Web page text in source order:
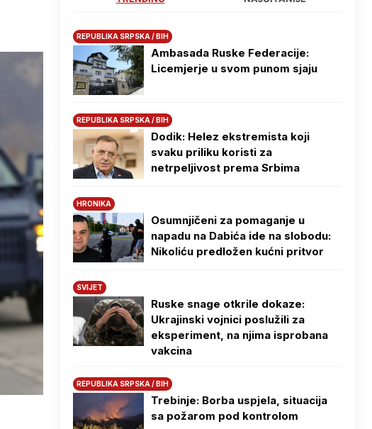
REPUBLIKA SRPSKA / BIH
Ambasada Ruske Federacije:
Licemjerje u svom punom sjaju
REPUBLIKA SRPSKA / BIH
Dodik: Helez ekstremista koji
svaku priliku koristi za
netrpeljivost prema Srbima
HRONIKA
Osumnjičeni za pomaganje u
napadu na Dabića ide na slobodu:
Nikoliću predložen kućni pritvor
SVIJET
Ruske snage otkrile dokaze:
Ukrajinski vojnici poslužili za
eksperiment, na njima isprobana
vakcina
REPUBLIKA SRPSKA / BIH
Trebinje: Borba uspjela, situacija
sa požarom pod kontrolom